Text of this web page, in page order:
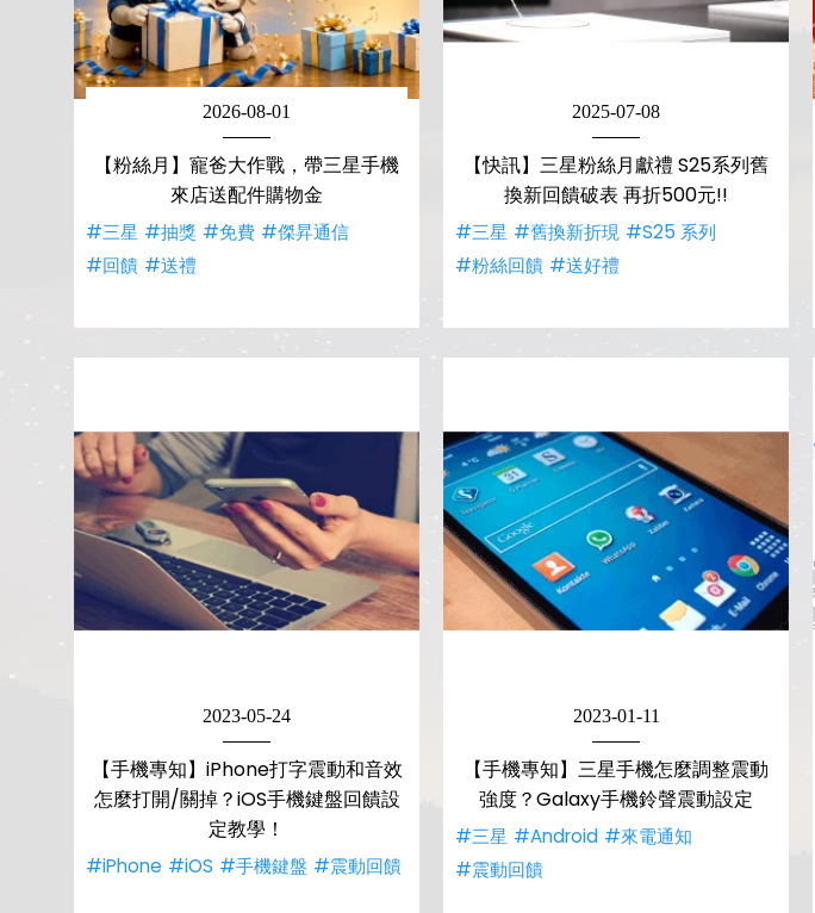
2026-08-01
【粉絲月】寵爸大作戰，帶三星手機
來店送配件購物金
#三星 #抽獎 #免費 #傑昇通信
#回饋 #送禮
2025-07-08
【快訊】三星粉絲月獻禮 S25系列舊
換新回饋破表 再折500元!!
#三星 #舊換新折現 #S25 系列
#粉絲回饋 #送好禮
2023-05-24
【手機專知】iPhone打字震動和音效
怎麼打開/關掉？iOS手機鍵盤回饋設
定教學！
#iPhone #iOS #手機鍵盤 #震動回饋
2023-01-11
【手機專知】三星手機怎麼調整震動
強度？Galaxy手機鈴聲震動設定
#三星 #Android #來電通知
#震動回饋